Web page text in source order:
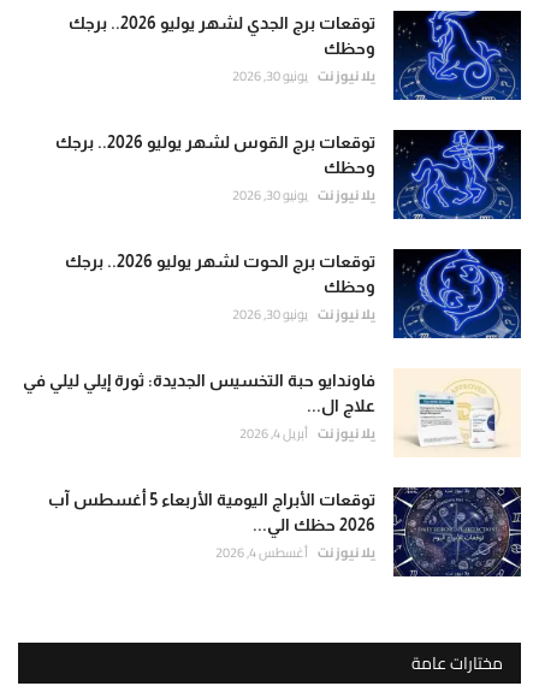
توقعات برج الجدي لشهر يوليو 2026.. برجك
وحظك
يلا نيوز نت يونيو 30, 2026
توقعات برج القوس لشهر يوليو 2026.. برجك
وحظك
يلا نيوز نت يونيو 30, 2026
توقعات برج الحوت لشهر يوليو 2026.. برجك
وحظك
يلا نيوز نت يونيو 30, 2026
فاوندايو حبة التخسيس الجديدة: ثورة إيلي ليلي في
علاج ال...
يلا نيوز نت أبريل 4, 2026
توقعات الأبراج اليومية الأربعاء 5 أغسطس آب
2026 حظك الي...
يلا نيوز نت أغسطس 4, 2026
مختارات عامة